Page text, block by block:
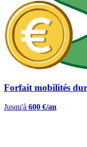
Forfait mobilités
Jusqu'à 600 €/an